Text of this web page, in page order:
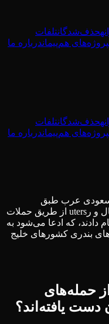
حذف‌شدگانتلفات
پروژه‌های هم‌پیماندرباره ما
حذف‌شدگانتلفات
پروژه‌های هم‌پیماندرباره ما
و سعودی عرب طبق
گزارش‌های روزنامه وول استریت جورنال و رuters از طریق حملات
دادند، که ادعا می‌شود به
بندری کشورهای خلیج
حمله‌های
دست يافته‌اند؟